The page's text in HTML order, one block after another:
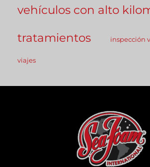
vehículos con alto
tratamientos inspección
viajes